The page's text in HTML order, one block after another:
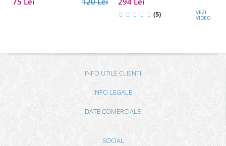
sau partener de afaceri
(5) VEZI
VIDEO
INFO UTILE CLIENTI
INFO LEGALE
DATE COMERCIALE
SOCIAL